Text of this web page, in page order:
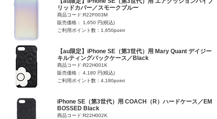
リッドカバー／スモークブルー
商品コード:R22F003M
販売価格： 1,650 円(税込)
ご利用ポイント数：1,650point
【au限定】iPhone SE（第3世代）用 Mary Quant デイジー
キルティングバックケース／Black
商品コード:R22H001K
販売価格： 4,180 円(税込)
ご利用ポイント数：4,180point
iPhone SE（第3世代）用 COACH（R）ハードケース／EM
BOSSED Black
商品コード:R22H002K